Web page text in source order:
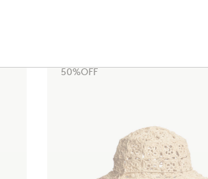
50%OFF